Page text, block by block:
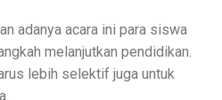
adanya acara ini para siswa
melanjutkan pendidikan.
lebih selektif juga untuk